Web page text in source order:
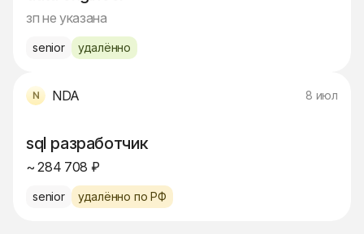
зп не указана
senior удалённо
NDA 8 июл
sql разработчик
~ 284 708 ₽
senior удалённо по РФ